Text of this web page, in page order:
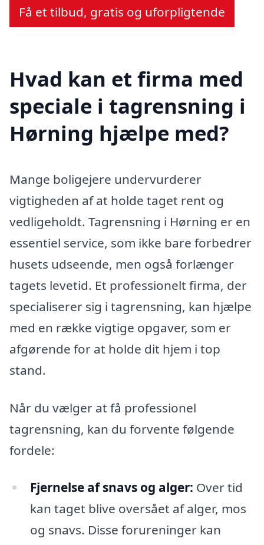
Få et tilbud, gratis og uforpligtende
Hvad kan et firma med
speciale i tagrensning i
Hørning hjælpe med?
Mange boligejere undervurderer
vigtigheden af at holde taget rent og
vedligeholdt. Tagrensning i Hørning er en
essentiel service, som ikke bare forbedrer
husets udseende, men også forlænger
tagets levetid. Et professionelt firma, der
specialiserer sig i tagrensning, kan hjælpe
med en række vigtige opgaver, som er
afgørende for at holde dit hjem i top
stand.
Når du vælger at få professionel
tagrensning, kan du forvente følgende
fordele:
Fjernelse af snavs og alger: Over tid
kan taget blive oversået af alger, mos
og snavs. Disse forureninger kan